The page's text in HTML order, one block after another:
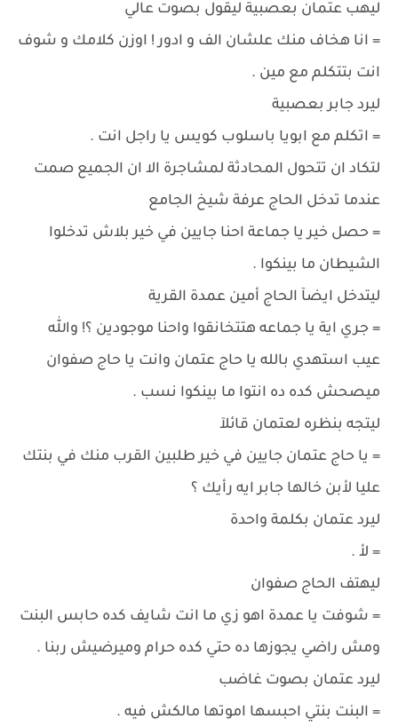
ليهب عتمان بعصبية ليقول بصوت عالي
= انا هخاف منك علشان الف و ادور ! اوزن كلامك و شوف
انت بتتكلم مع مين .
ليرد جابر بعصبية
= اتكلم مع ابويا باسلوب كويس يا راجل انت .
لتكاد ان تتحول المحادثة لمشاجرة الا ان الجميع صمت
عندما تدخل الحاج عرفة شيخ الجامع
= حصل خير يا جماعة احنا جايين في خير بلاش تدخلوا
الشيطان ما بينكوا .
ليتدخل ايضآ الحاج أمين عمدة القرية
= جري اية يا جماعه هتتخانقوا واحنا موجودين ؟! والله
عيب استهدي بالله يا حاج عتمان وانت يا حاج صفوان
ميصحش كده ده انتوا ما بينكوا نسب .
ليتجه بنظره لعتمان قائلآ
= يا حاج عتمان جايين في خير طلبين القرب منك في بنتك
عليا لأبن خالها جابر ايه رأيك ؟
ليرد عتمان بكلمة واحدة
= لأ .
ليهتف الحاج صفوان
= شوفت يا عمدة اهو زي ما انت شايف كده حابس البنت
ومش راضي يجوزها ده حتي كده حرام وميرضيش ربنا .
ليرد عتمان بصوت غاضب
= البنت بنتي احبسها اموتها مالكش فيه .